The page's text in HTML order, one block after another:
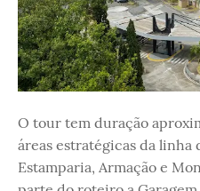
O tour tem duração
áreas estratégicas da linha
Estamparia, Armação e